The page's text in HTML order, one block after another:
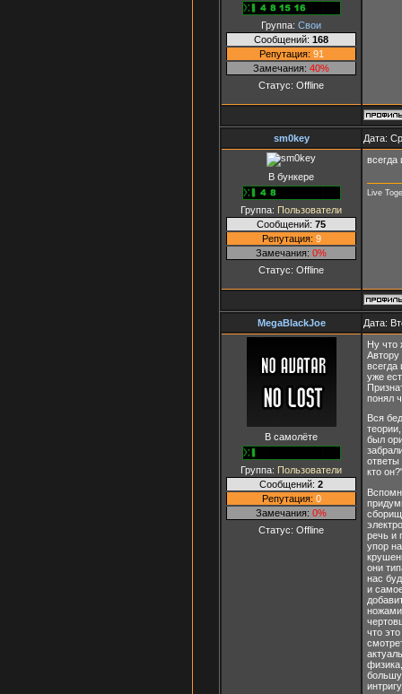
Группа: Свои
Сообщений: 168
Репутация: 91
Замечания: 40%
Статус: Offline
sm0key Дата:
В бункере
Группа: Пользователи
Сообщений: 75
Репутация: 9
Замечания: 0%
Статус: Offline
всегда
Live
MegaBlackJoe Дата:
В самолёте
Группа: Пользователи
Сообщений: 2
Репутация: 0
Замечания: 0%
Статус: Offline
Ну что
Автору
всегда
уже
понял
Вся
был
ответы
кто
речь и
упор
они
нас
и
ножами
что